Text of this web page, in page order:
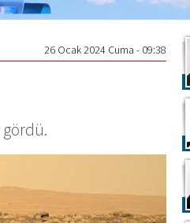
26 Ocak 2024 Cuma - 09:38